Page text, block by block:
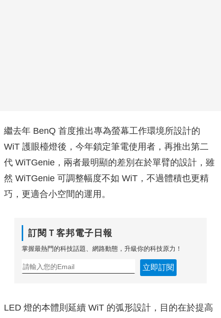
繼去年 BenQ 首度推出專為螢幕工作環境所設計的
WiT 護眼檯燈後，今年鎖定筆電使用者，再推出第二
代 WiTGenie，兩者最明顯的差別在於單臂的設計，雖
然 WiTGenie 可調整幅度不如 WiT，不過體積也更精
巧，更適合小空間的運用。
訂閱Ｔ客邦電子日報
掌握最熱門的科技話題、網路動態，升級你的科技原力！
立即訂閱
LED 燈的本體則延續 WiT 的弧形設計，目的在於提高